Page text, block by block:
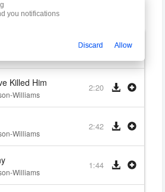
4:00
Killed Him
Williams
2:20
Williams
2:42
Williams
1:44
you notifications
Discard Allow